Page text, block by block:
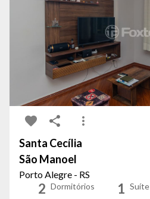
Santa Cecília
São Manoel
Porto Alegre - RS
2 Dormitórios 1 Suíte